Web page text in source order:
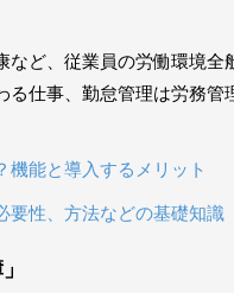
など、従業員の労働環境
る仕事、勤怠管理は労務管
機能と導入するメリット
要性、方法などの基礎知識